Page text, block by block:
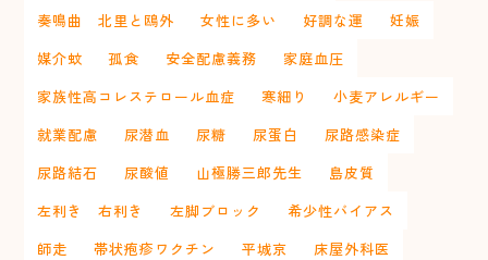
奏鳴曲 北里と鴎外
女性に多い 好調な運
妊娠
媒介蚊
孤食 安全配慮義務
家庭血圧
家族性高コレステロール血症
寒細り
小麦アレルギー
就業配慮
尿潜血 尿糖 尿蛋白
尿路感染症
尿路結石
尿酸値 山極勝三郎先生
島皮質
左利き 右利き
左脚ブロック
希少性バイアス
師走
帯状疱疹ワクチン 平城京
床屋外科医